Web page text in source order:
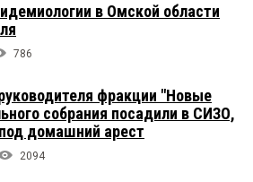
в Омской области
786
фракции "Новые
собрания посадили в СИЗО,
домашний арест
2094